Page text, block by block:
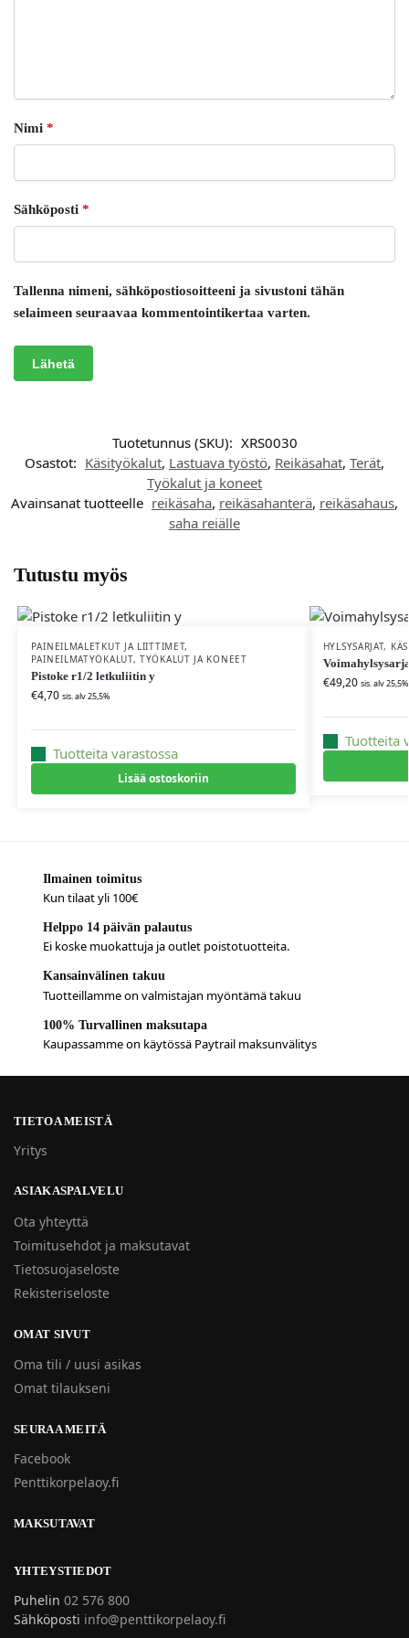
Nimi *
Sähköposti *
Tallenna nimeni, sähköpostiosoitteeni ja sivustoni tähän
selaimeen seuraavaa kommentointikertaa varten.
Tuotetunnus (SKU): XRS0030
Osastot: Käsityökalut, Lastuava työstö, Reikäsahat, Terät,
Työkalut ja koneet
Avainsanat tuotteelle reikäsaha, reikäsahanterä, reikäsahaus,
saha reiälle
Tutustu myös
PAINEILMALETKUT JA LIITTIMET,
PAINEILMATYÖKALUT,TYÖKALUT JA KONEET
Pistoke r1/2 letkuliitin y
€4,70 sis. alv 25,5%
Tuotteita varastossa
Lisää ostoskoriin
HYLSYSARJAT,
€49,20 sis. alv 25,5%
Tuotteita
Ilmainen toimitus
Kun tilaat yli 100€
Helppo 14 päivän palautus
Ei koske muokattuja ja outlet poistotuotteita.
Kansainvälinen takuu
Tuotteillamme on valmistajan myöntämä takuu
100% Turvallinen maksutapa
Kaupassamme on käytössä Paytrail maksunvälitys
TIETOA MEISTÄ
Yritys
ASIAKASPALVELU
Ota yhteyttä
Toimitusehdot ja maksutavat
Tietosuojaseloste
Rekisteriseloste
OMAT SIVUT
Oma tili / uusi asikas
Omat tilaukseni
SEURAA MEITÄ
Facebook
Penttikorpelaoy.fi
MAKSUTAVAT
YHTEYSTIEDOT
Puhelin 02 576 800
Sähköposti info@penttikorpelaoy.fi